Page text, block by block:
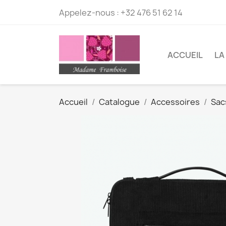
Appelez-nous : +32 476 51 62 14
ACCUEIL
Accueil Catalogue Accessoires